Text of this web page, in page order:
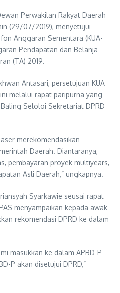
Perwakilan Rakyat Daerah
(29/07/2019), menyetujui
Anggaran Sementara (KUA-
Pendapatan dan Belanja
(TA) 2019.
Antasari, persetujuan KUA
melalui rapat paripurna yang
Seloloi Sekretariat DPRD
merekomendasikan
Daerah. Diantaranya,
pembayaran proyek multiyears,
Asli Daerah,” ungkapnya.
Syarkawie seusai rapat
menyampaikan kepada awak
rekomendasi DPRD ke dalam
masukkan ke dalam APBD-P
P akan disetujui DPRD,”